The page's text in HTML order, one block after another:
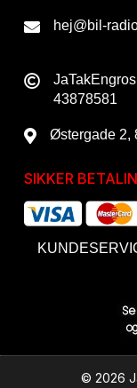
hej@bil-
43878581
Østergade 2,
SIKKER
© 2026